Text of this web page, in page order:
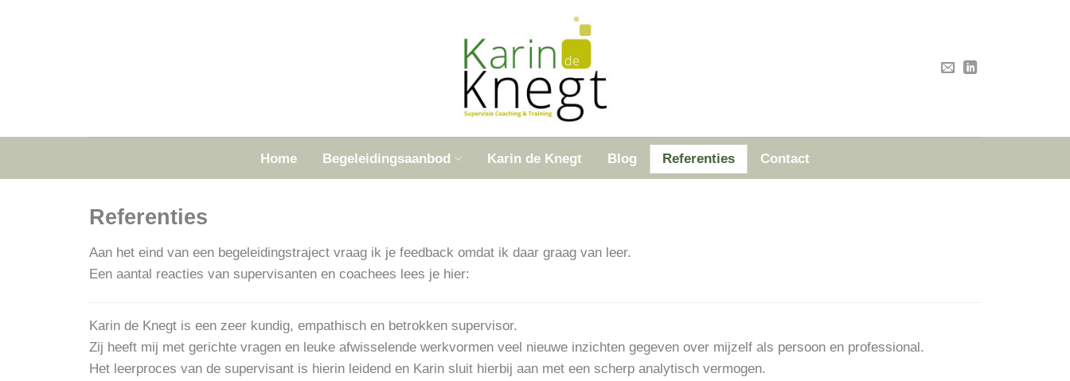
Home Begeleidingsaanbod Karin de Knegt Blog Referenties Contact
Referenties
Aan het eind van een begeleidingstraject vraag ik je feedback omdat ik daar graag van leer.
Een aantal reacties van supervisanten en coachees lees je hier:
Karin de Knegt is een zeer kundig, empathisch en betrokken supervisor.
Zij heeft mij met gerichte vragen en leuke afwisselende werkvormen veel nieuwe inzichten gegeven over mijzelf als persoon en professional.
Het leerproces van de supervisant is hierin leidend en Karin sluit hierbij aan met een scherp analytisch vermogen.